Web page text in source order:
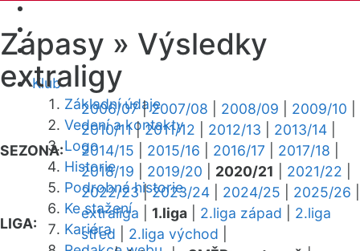
Klub
Základní údaje
Vedení a kontakty
Logo
Historie
Podrobná historie
Ke stažení
Kariéra
Zápasy » Výsledky
extraligy
SEZONA:
2006/07|2007/08 2008/09 2009/10
2010/11|2011/12 2012/13 2013/14
2014/15
2015/16 2016/17 2017/18
2018/19
2019/20 2020/21 2021/22
2022/23|2023/24 2024/25 2025/26
LIGA:
extraliga 1.liga 2.liga západ
2.liga
střed
2.liga východ